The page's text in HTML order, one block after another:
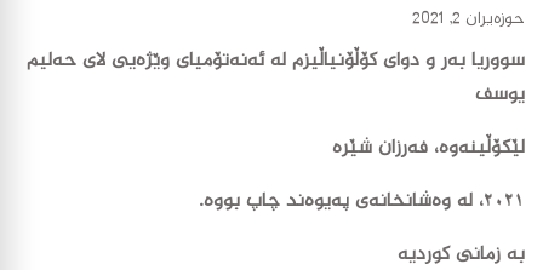
حوزه‌یران 2, 2021
سووریا بەر و دوای کۆڵۆنیاڵیزم لە ئەنەتۆمیای وێژەیی لای حەلیم
یوسف
لێکۆڵینەوە، فەرزان شێرە
٢٠٢١، لە وەشانخانەی پەیوەند چاپ بووە.
بە زمانی کورديه